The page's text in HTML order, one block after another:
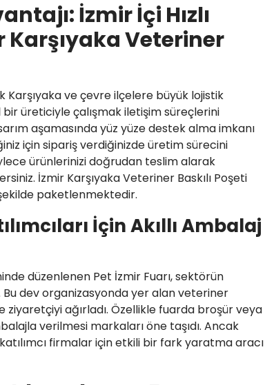
İzmir İçi Hızlı
Karşıyaka Veteriner
ve çevre ilçelere büyük lojistik
üreticiyle çalışmak iletişim süreçlerini
aşamasında yüz yüze destek alma imkanı
için sipariş verdiğinizde üretim sürecini
ürünlerinizi doğrudan teslim alarak
İzmir Karşıyaka Veteriner Baskılı Poşeti
paketlenmektedir.
İçin Akıllı Ambalaj
düzenlenen Pet İzmir Fuarı, sektörün
dev organizasyonda yer alan veteriner
ağırladı. Özellikle fuarda broşür veya
verilmesi markaları öne taşıdı. Ancak
firmalar için etkili bir fark yaratma aracı